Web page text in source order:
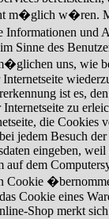
m�glich w�ren.
und
Sinne des
uns, wie
ist es,
zu
die Cookies
jedem Besuch
eingeben,
auf dem
Cookie
Cookie eines
Shop merkt